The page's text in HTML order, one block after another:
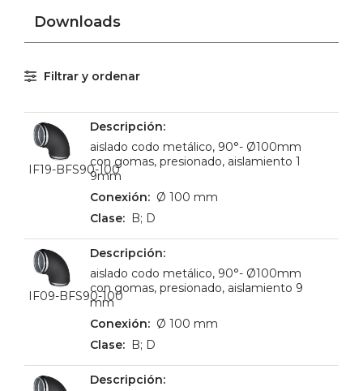
Downloads
Filtrar y ordenar
IF19-BFS90-100
aislado codo metálico, 90°- Ø100mm
con gomas, presionado, aislamiento 1
9mm
Ø 100 mm
B; D
IF09-BFS90-100
aislado codo metálico, 90°- Ø100mm
con gomas, presionado, aislamiento 9
mm
Ø 100 mm
B; D